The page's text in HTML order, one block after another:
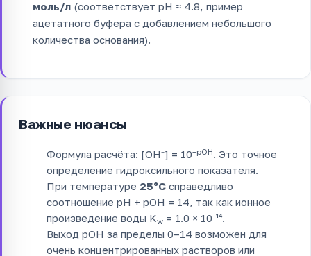
моль/л (соответствует pH ≈ 4.8, пример
ацетатного буфера с добавлением небольшого
количества основания).
Важные нюансы
Формула расчёта: [OH⁻] = 10–pOH. Это точное
определение гидроксильного показателя.
При температуре 25°C справедливо
соотношение pH + pOH = 14, так как ионное
произведение воды Kw = 1.0 × 10⁻¹⁴.
Выход pOH за пределы 0–14 возможен для
очень концентрированных растворов или